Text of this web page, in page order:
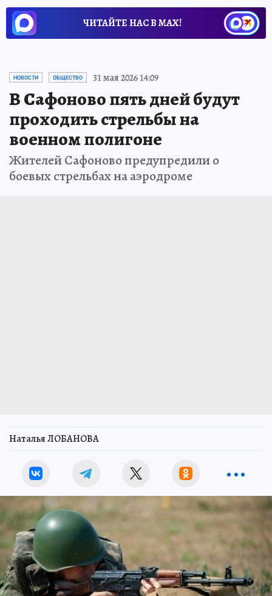
ЧИТАЙТЕ НАС В МАХ!
НОВОСТИ ОБЩЕСТВО 31 мая 2026 14:09
В Сафоново пять дней будут
проходить стрельбы на
военном полигоне
Жителей Сафоново предупредили о
боевых стрельбах на аэродроме
Наталья ЛОБАНОВА